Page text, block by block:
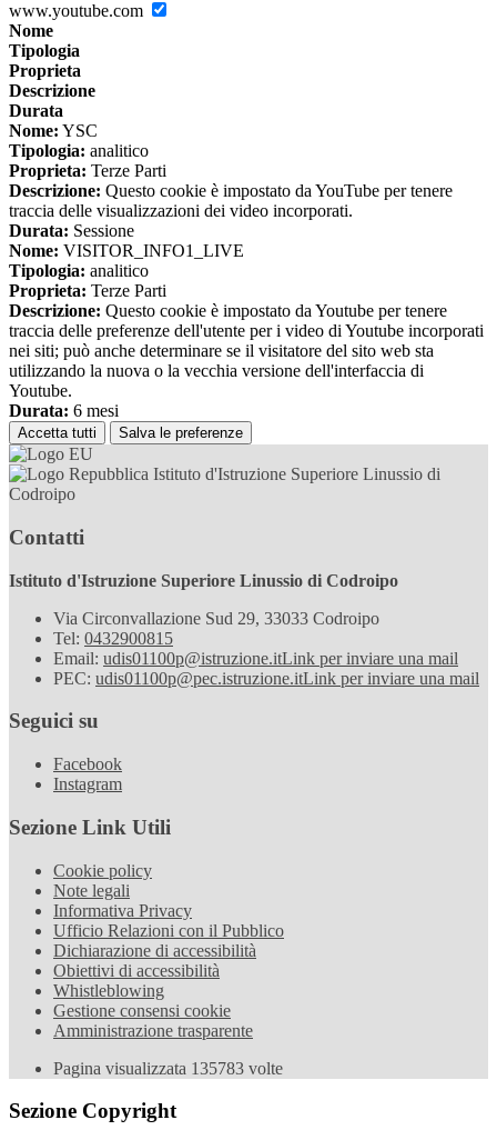
www.youtube.com
Nome
Tipologia
Proprieta
Descrizione
Durata
Nome: YSC
Tipologia: analitico
Proprieta: Terze Parti
Descrizione: Questo cookie è impostato da YouTube per tenere
traccia delle visualizzazioni dei video incorporati.
Durata: Sessione
Nome: VISITOR_INFO1_LIVE
Tipologia: analitico
Proprieta: Terze Parti
Descrizione: Questo cookie è impostato da Youtube per tenere
traccia delle preferenze dell'utente per i video di Youtube incorporati
nei siti; può anche determinare se il visitatore del sito web sta
utilizzando la nuova o la vecchia versione dell'interfaccia di
Youtube.
Durata: 6 mesi
Accetta tutti Salva le preferenze
Istituto d'Istruzione Superiore Linussio di
Codroipo
Contatti
Istituto d'Istruzione Superiore Linussio di Codroipo
Via Circonvallazione Sud 29, 33033 Codroipo
Tel: 0432900815
Email: udis01100p@istruzione.itLink per inviare una mail
PEC: udis01100p@pec.istruzione.itLink per inviare una mail
Seguici su
Facebook
Instagram
Sezione Link Utili
Cookie policy
Note legali
Informativa Privacy
Ufficio Relazioni con il Pubblico
Dichiarazione di accessibilità
Obiettivi di accessibilità
Whistleblowing
Gestione consensi cookie
Amministrazione trasparente
Pagina visualizzata 135783 volte
Sezione Copyright